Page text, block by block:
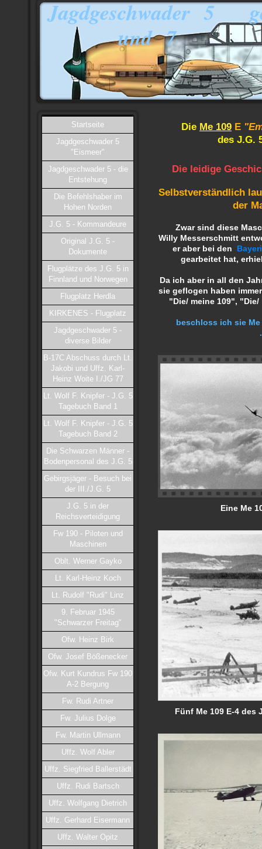
Jagdgeschwader 5
und 7
Startseite
Jagdgeschwader 5
"Eismeer"
Jagdgeschwader 5 - die
Entstehung
Die Befehlshaber im
Hohen Norden
J.G. 5 - Kommandeure
Original J.G. 5 -
Dokumente
Flugplätze des J.G. 5 in
Finnland und Norwegen
Flugplatz Herdla
KIRKENES - Flugplatz
Jagdgeschwader 5 -
diverse Bilder
B-17C Abschuss durch Lt.
Jakobi und Uffz. Karl-
Heinz Woite I./JG 77
Lt. Wolf F. Knipfer - J.G. 5
Tagebuch Band 1
Lt. Wolf F. Knipfer - J.G. 5
Tagebuch Band 2
Die Schwarzen Männer -
Bodenpersonal des J.G. 5
Gebirgsjäger - Besuch bei
der III./J.G. 5
J.G. 5 in der
Reichsverteidigung
Fw 190 - Piloten und
Maschinen
Oblt. Werner Gayko
Lt. Karl-Heinz Koch
Lt. Rudolf "Rudi" Linz
9. Februar 1945
"Schwarzer Freitag"
Ofw. Heinz Birk
Ofw. Josef Bößenecker
Ofw. Kurt Kundrus Fw 190
A-2 Bergung
Fw. Rudi Artner
Fw. Julius Dolge
Fw. Martin Ullmann
Uffz. Wolf Abler
Uffz. Siegfried Ballerstädt
Uffz. Rudi Bartsch
Uffz. Wolfgang Dietrich
Uffz. Gerhard Eisermann
Uffz. Walter Opitz
Die Me 109 E
des J.G.
Die leidige
Selbstverständlich
der
Zwar sind diese
Wil ly M esserschmitt
er aber bei den
gearbeitet hat,
Da ich aber in all den
sie geflogen haben
"Die/ meine 109",
beschloss ich sie
Eine Me
Fünf Me 109 E-4 des